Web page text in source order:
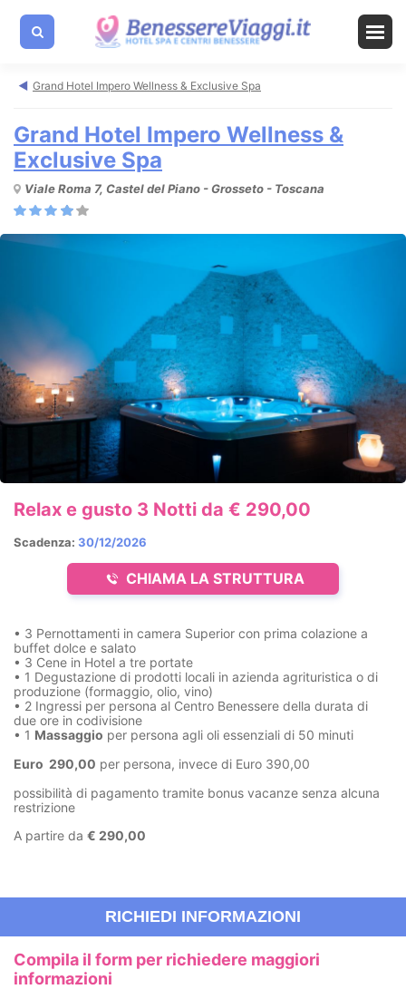
Grand Hotel Impero Wellness & Exclusive Spa
Grand Hotel Impero Wellness &
Exclusive Spa
Viale Roma 7, Castel del Piano - Grosseto - Toscana
CHIAMA LA STRUTTURA
Scadenza: 30/12/2026
Relax e gusto 3 Notti da € 290,00
• 3 Pernottamenti in camera Superior con prima colazione a
buffet dolce e salato
• 3 Cene in Hotel a tre portate
• 1 Degustazione di prodotti locali in azienda agrituristica o di
produzione (formaggio, olio, vino)
• 2 Ingressi per persona al Centro Benessere della durata di
due ore in codivisione
• 1 Massaggio per persona agli oli essenziali di 50 minuti
Euro 290,00 per persona, invece di Euro 390,00
possibilità di pagamento tramite bonus vacanze senza alcuna
restrizione
A partire da € 290,00
RICHIEDI INFORMAZIONI
Compila il form per richiedere maggiori
informazioni